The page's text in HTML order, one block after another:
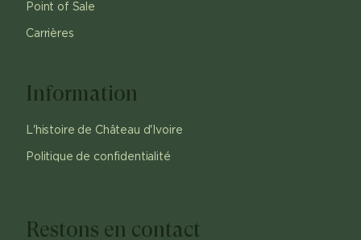
Point of Sale
Carrières
Information
L'histoire de Château d'Ivoire
Politique de confidentialité
Restons en contact